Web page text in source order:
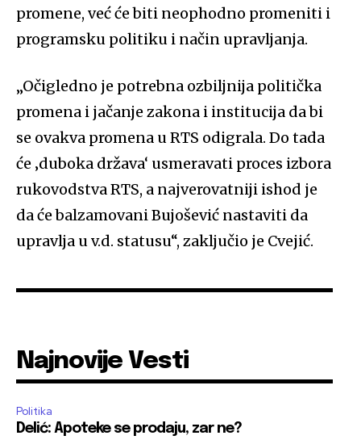
promene, već će biti neophodno promeniti i
programsku politiku i način upravljanja.
„Očigledno je potrebna ozbiljnija politička
promena i jačanje zakona i institucija da bi
se ovakva promena u RTS odigrala. Do tada
će ‚duboka država‘ usmeravati proces izbora
rukovodstva RTS, a najverovatniji ishod je
da će balzamovani Bujošević nastaviti da
upravlja u v.d. statusu“, zaključio je Cvejić.
Najnovije Vesti
Politika
Delić: Apoteke se prodaju, zar ne?